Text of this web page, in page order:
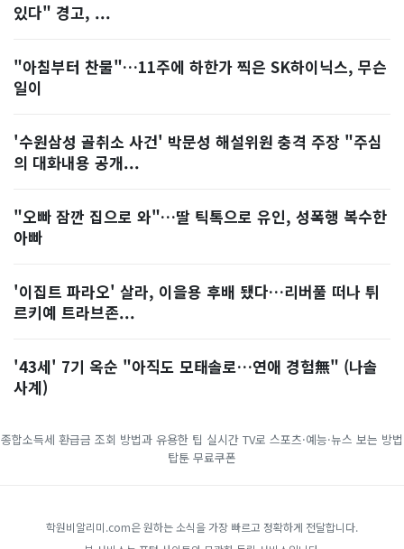
있다" 경고, ...
"아침부터 찬물"…11주에 하한가 찍은 SK하이닉스, 무슨
일이
'수원삼성 골취소 사건' 박문성 해설위원 충격 주장 "주심
의 대화내용 공개...
"오빠 잠깐 집으로 와"…딸 틱톡으로 유인, 성폭행 복수한
아빠
'이집트 파라오' 살라, 이을용 후배 됐다…리버풀 떠나 튀
르키예 트라브존...
'43세' 7기 옥순 "아직도 모태솔로…연애 경험無" (나솔
사계)
종합소득세 환급금 조회 방법과 유용한 팁 실시간 TV로 스포츠·예능·뉴스 보는 방법
탑툰 무료쿠폰
학원비알리미.com은 원하는 소식을 가장 빠르고 정확하게 전달합니다.